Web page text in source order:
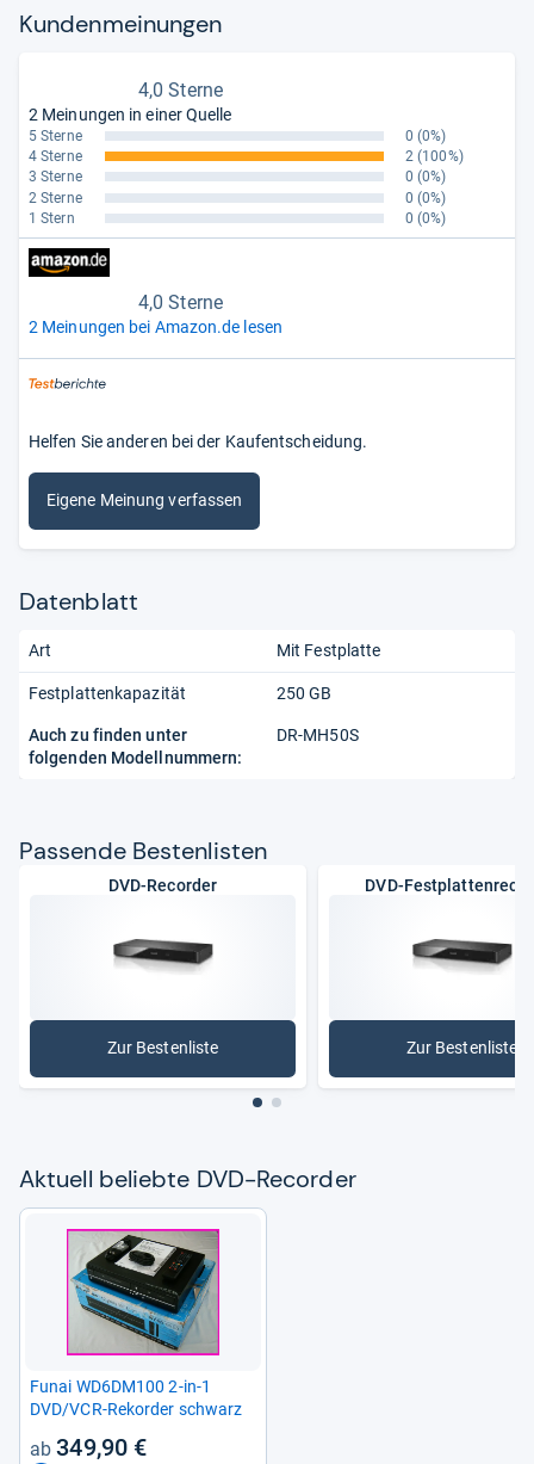
Kun­den­mei­nun­gen
4,0 Sterne
2 Meinungen in einer Quelle
5 Sterne 0 (0%)
4 Sterne
2 (100%)
3 Sterne
0 (0%)
2 Sterne
0 (0%)
1 Stern
0 (0%)
4,0 Sterne
2 Meinungen bei Amazon.de lesen
Helfen Sie anderen bei der Kaufentscheidung.
Eigene Meinung verfassen
Datenblatt
Art Mit Festplatte
Festplattenkapazität 250 GB
Auch zu finden unter
folgenden Modellnummern:
DR-MH50S
Pas­sende Bes­ten­lis­ten
DVD-Recorder
Zur Bestenliste
: DVD-Recorder
DVD-
Zur Bestenliste
: DVD-
Aktu­ell beliebte DVD-​Recor­der
Funai WD6DM100 2-​in-​1
DVD/VCR-​Rekorder schwarz
349,90 €